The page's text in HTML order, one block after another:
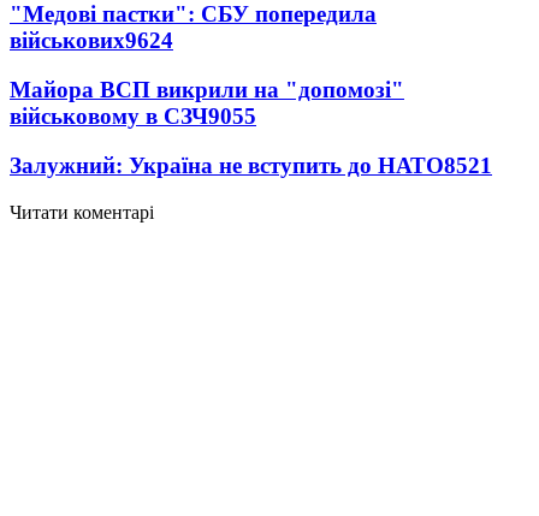
"Медові пастки": СБУ попередила
військових9624
Майора ВСП викрили на "допомозі"
військовому в СЗЧ9055
Залужний: Україна не вступить до НАТО8521
Читати коментарі